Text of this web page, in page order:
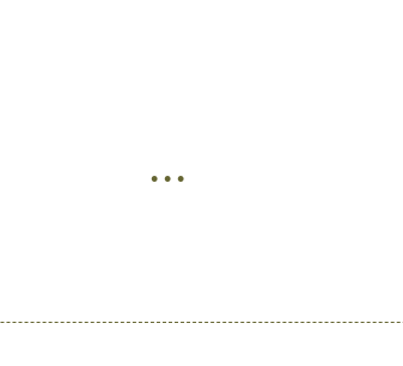
• • •